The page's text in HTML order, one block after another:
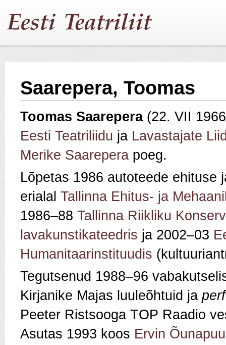
Saarepera, Toomas
Toomas Saarepera (22. VII
Eesti Teatriliidu ja Lavastajate
Merike Saarepera poeg.
Lõpetas 1986 autoteede ehituse
erialal Tallinna Ehitus- ja
1986–88 Tallinna Riikliku
lavakunstikateedris ja 2002–03
Humanitaarinstituudis
Tegutsenud 1988–96
Kirjanike Majas luuleõhtuid ja
Peeter Ristsooga TOP Raadio
Asutas 1993 koos Ervin Õunapuu